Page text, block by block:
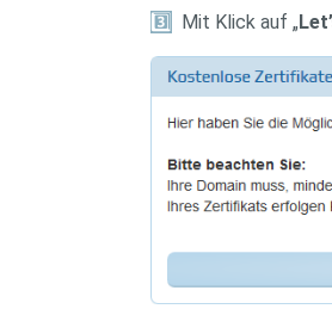
3️ Mit Klick auf „